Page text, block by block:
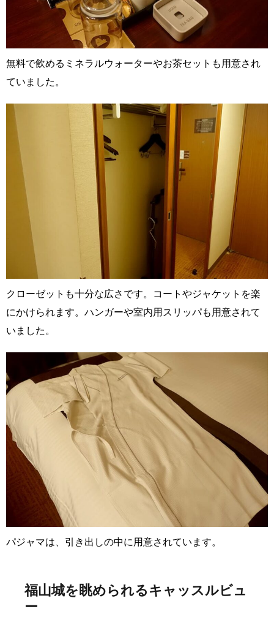
無料で飲めるミネラルウォーターやお茶セットも用意され
ていました。
クローゼットも十分な広さです。コートやジャケットを楽
にかけられます。ハンガーや室内用スリッパも用意されて
いました。
パジャマは、引き出しの中に用意されています。
福山城を眺められるキャッスルビュ
ー